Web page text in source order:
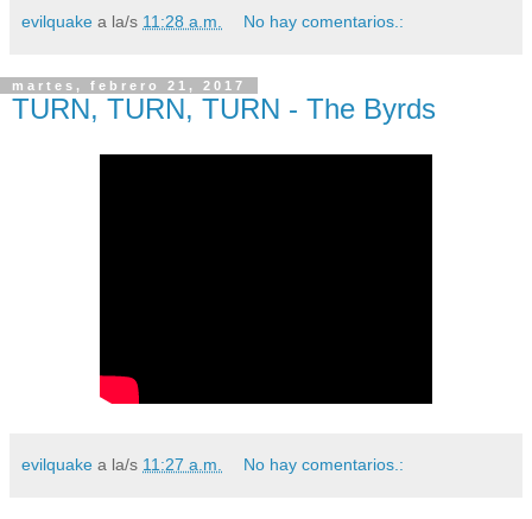
evilquake a la/s 11:28 a.m. No hay comentarios.:
martes, febrero 21, 2017
TURN, TURN, TURN - The Byrds
evilquake a la/s 11:27 a.m. No hay comentarios.: